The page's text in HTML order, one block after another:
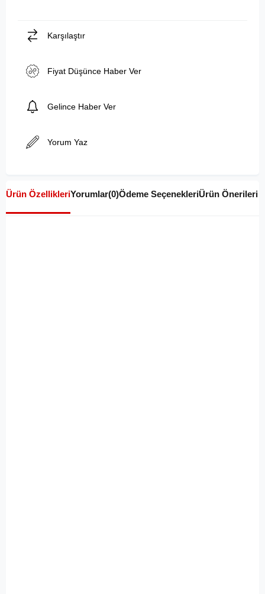
Karşılaştır
Fiyat Düşünce Haber Ver
Gelince Haber Ver
Yorum Yaz
Ürün ÖzellikleriYorumlar(0)Ödeme SeçenekleriÜrün Önerileri